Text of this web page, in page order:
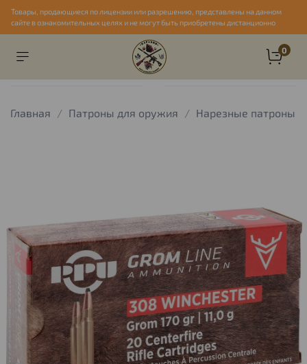
Товары, продающиеся по лицензии или разрешению, представлены на данном
сайте в ознакомительных целях и не могут быть приобретены дистанционно
0
Главная Патроны для оружия Нарезные патроны